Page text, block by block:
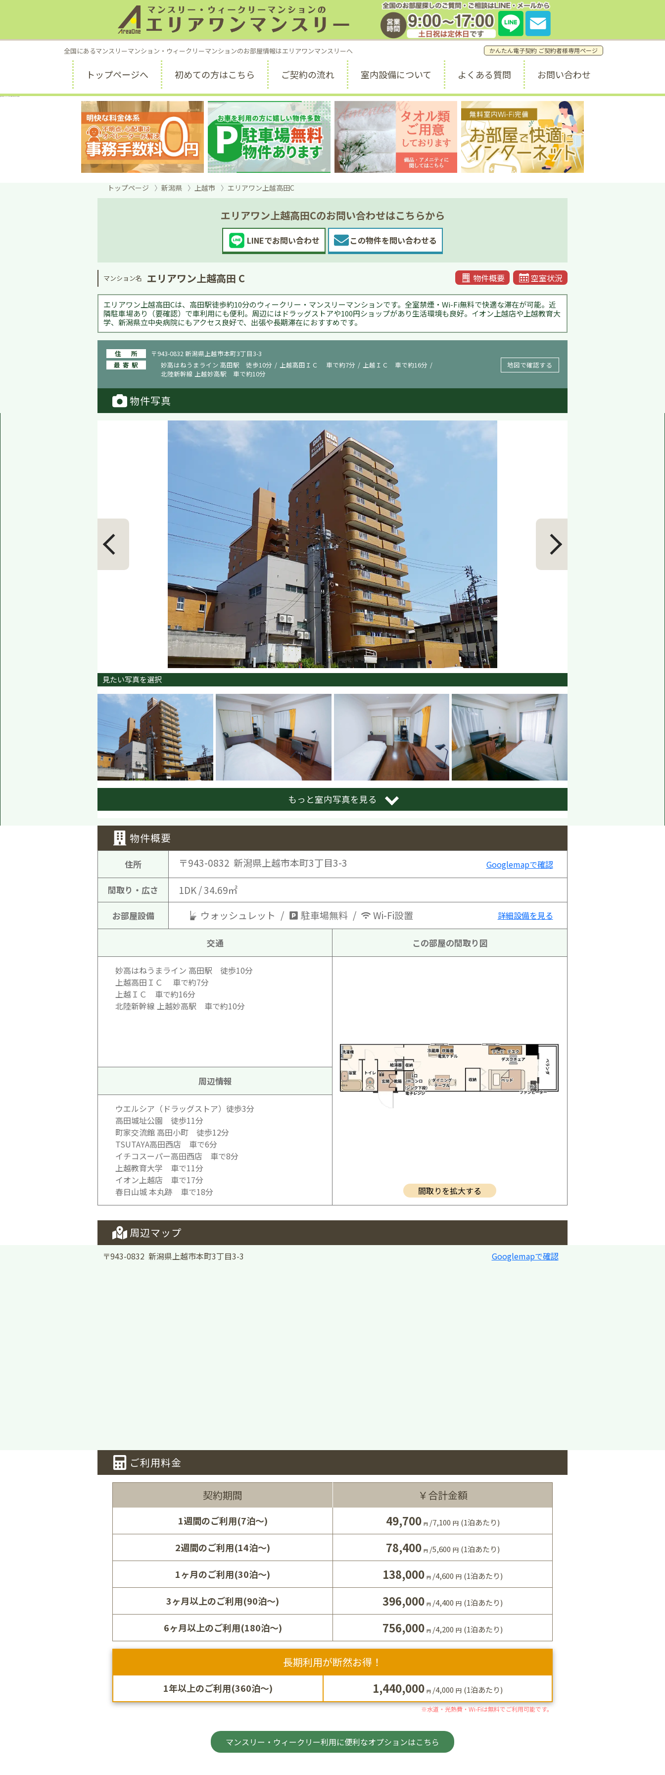
お部屋探しのご質問・ご相談窓口はこちら。
受付時間 9:00 ～ 17:00 (土日祝休み) info@a1weekly.com
全国にあるマンスリーマンション・ウィークリーマンションのお部屋情報はエリアワンマンスリーへ かんたん電子契約 ご契約者様専用ページ
トップページへ 初めての方はこちら ご契約の流れ 室内設備について よくある質問 お問い合わせ
トップページ 新潟県 上越市 エリアワン上越高田C
エリアワン上越高田Cのお問い合わせはこちらから
LINEでお問い合わせ この物件を問い合わせる
マンション名 エリアワン上越高田 C 物件概要 空室状況
エリアワン上越高田Cは、高田駅徒歩約10分のウィークリー・マンスリーマンションです。全室禁煙・Wi-Fi無料で快適な滞在が可能。近
隣駐車場あり（要確認）で車利用にも便利。周辺にはドラッグストアや100円ショップがあり生活環境も良好。イオン上越店や上越教育大
学、新潟県立中央病院にもアクセス良好で、出張や長期滞在におすすめです。
住所
〒943-0832 新潟県上越市本町3丁目3-3
最寄駅
妙高はねうまライン 高田駅 徒歩10分 上越高田ＩＣ 車で約7分
上越ＩＣ 車で約16分
北陸新幹線 上越妙高駅 車で約10分
地図で確認する
物件写真
見たい写真を選択
もっと室内写真を見る
物件概要
住所 〒943-0832 新潟県上越市本町3丁目3-3 Googlemapで確認
間取り・広さ 1DK / 34.69㎡
お部屋設備 ウォッシュレット 駐車場無料 Wi-Fi設置 詳細設備を見る
交通
妙高はねうまライン 高田駅 徒歩10分
上越高田ＩＣ 車で約7分
上越ＩＣ 車で約16分
北陸新幹線 上越妙高駅 車で約10分
周辺情報
ウエルシア（ドラッグストア）徒歩3分
高田城址公園 徒歩11分
町家交流館 高田小町 徒歩12分
TSUTAYA高田西店 車で6分
イチコスーパー高田西店 車で8分
上越教育大学 車で11分
イオン上越店 車で17分
春日山城 本丸跡 車で18分
この部屋の間取り図
間取りを拡大する
周辺マップ
〒943-0832 新潟県上越市本町3丁目3-3 Googlemapで確認
ご利用料金
契約期間 ￥合計金額
1週間のご利用(7泊～) 49,700 円 /7,100 円 (1泊あたり)
2週間のご利用(14泊～) 78,400 円 /5,600 円 (1泊あたり)
1ヶ月のご利用(30泊～) 138,000 円 /4,600 円 (1泊あたり)
3ヶ月以上のご利用(90泊～) 396,000 円 /4,400 円 (1泊あたり)
6ヶ月以上のご利用(180泊～) 756,000 円 /4,200 円 (1泊あたり)
長期利用が断然お得！
1年以上のご利用(360泊～) 1,440,000 円 /4,000 円 (1泊あたり)
※水道・光熱費・Wi-Fiは無料でご利用可能です。
マンスリー・ウィークリー利用に便利なオプションはこちら